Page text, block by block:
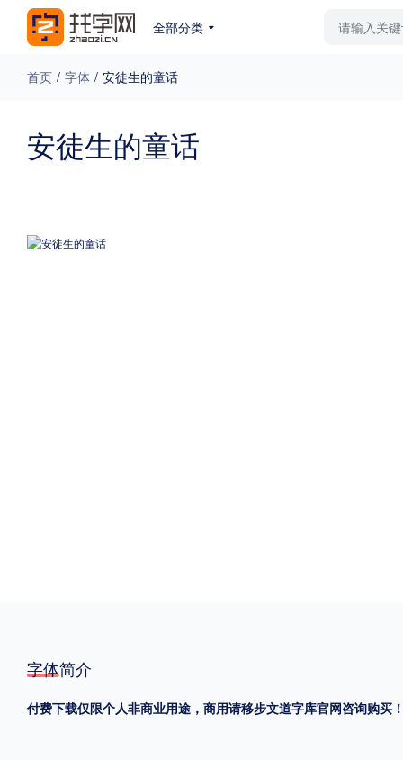
全部分类
免费下载 收费下载 更多
POP字体下载
首页 / 字体 / 安徒生的童话
安徒生的童话
字体简介
付费下载仅限个人非商业用途，商用请移步文道字库官网咨询购买